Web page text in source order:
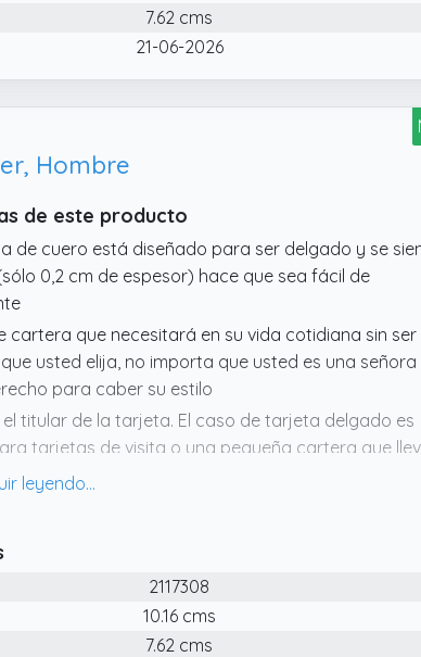
7.62 cms
21-06-2026
Hombre
de este producto
cuero está diseñado para ser delgado y se
0,2 cm de espesor) hace que sea fácil de
cartera que necesitará en su vida cotidiana sin ser
usted elija, no importa que usted es una señora
para caber su estilo
titular de la tarjeta. El caso de tarjeta delgado es
tarjetas de visita o una pequeña cartera que
regalo de cumpleaños, Navidad, Acción de
2117308
10.16 cms
7.62 cms